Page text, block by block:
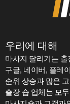
우리에 대해
마사지 달리기는
구글, 네이버, 플레
순위 상승과 많은
출장 숍 업체는 모